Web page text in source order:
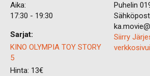
Aika:
17:30 - 19:30
Sarjat:
KINO OLYMPIA TOY STORY
5
Hinta: 13€
Puhelin
Siirry